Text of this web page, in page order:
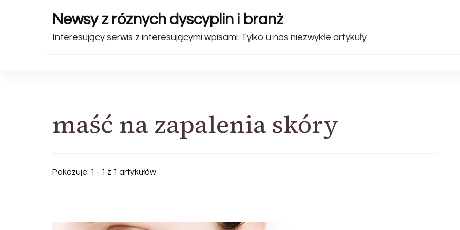
Newsy z róznych dyscyplin i branż
Interesujący serwis z interesującymi wpisami. Tylko u nas niezwykłe artykuły.
maść na zapalenia skóry
Pokazuje: 1 - 1 z 1 artykułów